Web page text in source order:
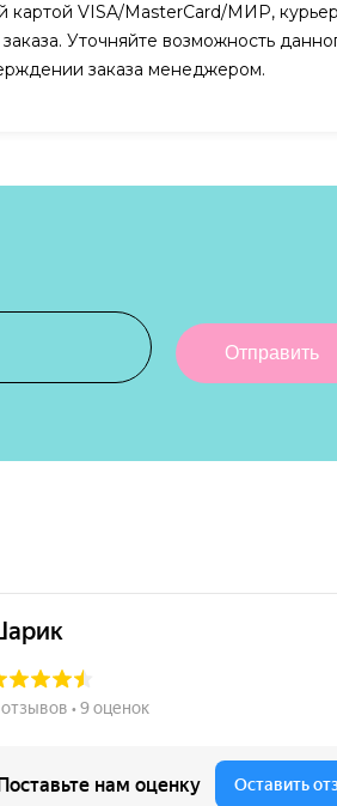
картой VISA/MasterCard/МИР,
Уточняйте возможность
заказа менеджером.
Отправить